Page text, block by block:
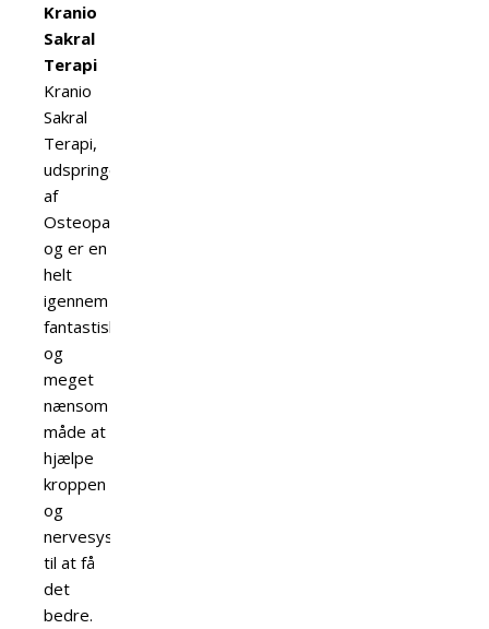
Kranio
Sakral
Terapi
Kranio
Sakral
Terapi,
udspringer
af
Osteopati
og er en
helt
igennem
fantastisk
og
meget
nænsom
måde at
hjælpe
kroppen
og
nervesystemet
til at få
det
bedre.